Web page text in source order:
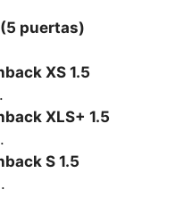
puertas)
XS 1.5
XLS+ 1.5
S 1.5